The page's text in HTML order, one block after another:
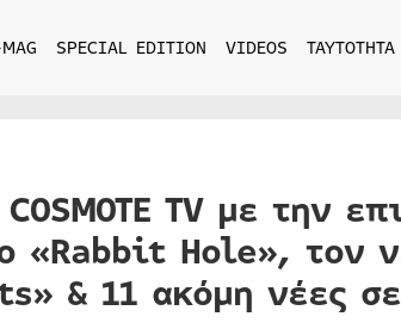
SPECIAL EDITION VIDEOS ΤΑΥΤΟΤΗΤΑ
TV με την
«Rabbit Hole», τον
& 11 ακόμη νέες